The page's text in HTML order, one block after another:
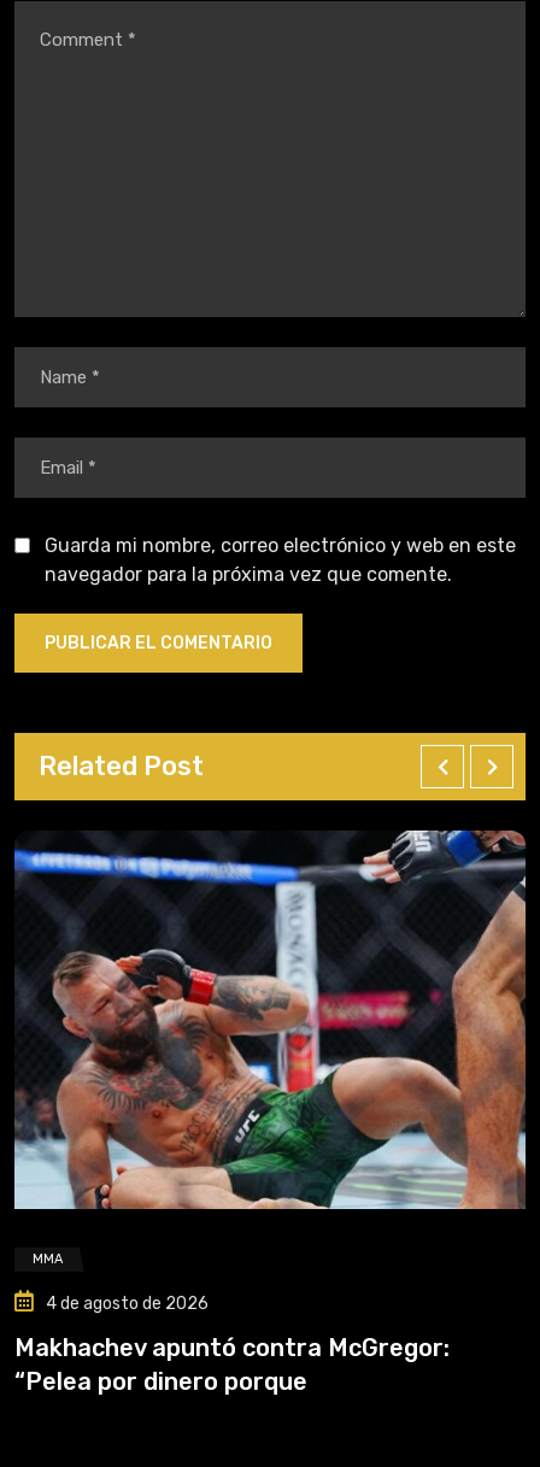
Guarda mi nombre, correo electrónico y web en este
navegador para la próxima vez que comente.
Related Post
MMA
4 de agosto de 2026
Makhachev apuntó contra McGregor:
“Pelea por dinero porque